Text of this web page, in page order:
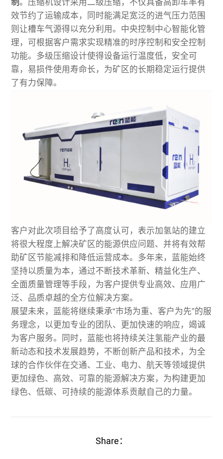
制。压缩机设计采用二级压缩，不仅具备高卸车率有
效节约了运输成本，同时能满足宽泛的进气压力范围
则让槽车气源得以充分利用。中央控制中心智能化管
理，可根据客户需求实现精准的时序控制和安全控制
功能。多级压缩设计使得设备运行温度低，安全可
靠，易损件使用寿命长，为矿区的长期稳定运行提供
了有力保障。
客户对此次项目给予了高度认可，表示加氢站的建立
将很大程度上解决矿区的能源供应问题、并将有效帮
助矿区节能减排和降低运营成本。多年来，蓝能始终
坚持以质量为本，通过不断技术革新、精益化生产、
全面质量管理等手段，为客户提供专业高效、应用广
泛、品质卓越的全方位解决方案。
展望未来，蓝能将继续秉承“市场为重、客户为先”的服
务理念，以更加专业的团队、更加快速的响应，竭诚
为客户服务。同时，蓝能也将持续关注氢能产业的最
新动态和技术发展趋势，不断创新产品和技术，为全
球的合作伙伴在交通、工业、电力、航天等领域提供
更加绿色、高效、可靠的能源解决方案，为构建更加
绿色、低碳、可持续的能源体系贡献自己的力量。
Share：